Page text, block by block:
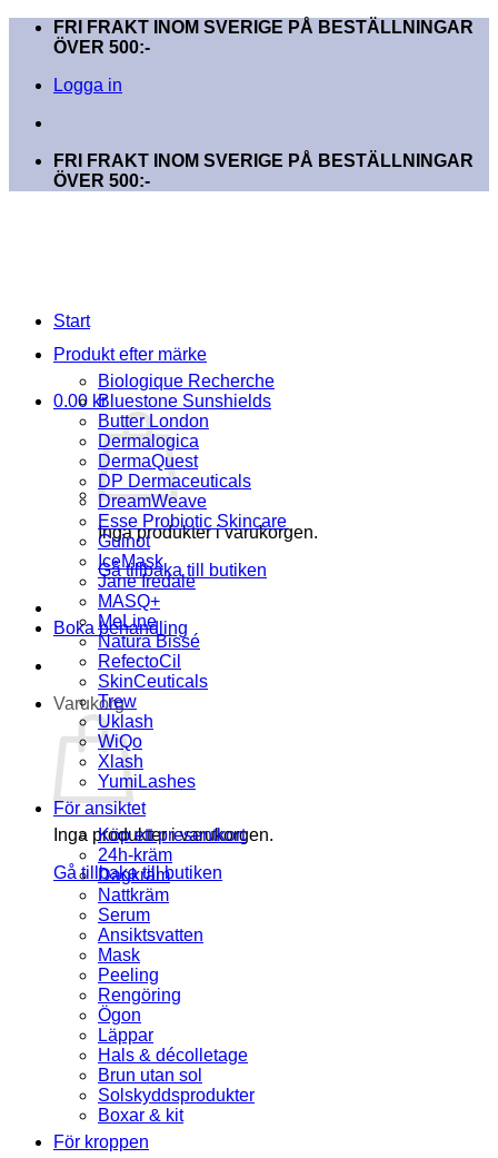
Skip
FRI FRAKT INOM SVERIGE PÅ BESTÄLLNINGAR
ÖVER 500:-
Logga in
FRI FRAKT INOM SVERIGE PÅ BESTÄLLNINGAR
ÖVER 500:-
0.00 kr
Inga produkter i varukorgen.
Gå tillbaka till butiken
Boka behandling
Varukorg
Inga produkter i varukorgen.
Gå tillbaka till butiken
Start
Produkt efter märke
Biologique Recherche
Bluestone Sunshields
Butter London
Dermalogica
DermaQuest
DP Dermaceuticals
DreamWeave
Esse Probiotic Skincare
Guinot
IceMask
Jane Iredale
MASQ+
MeLine
Natura Bissé
RefectoCil
SkinCeuticals
Trew
Uklash
WiQo
Xlash
YumiLashes
För ansiktet
Köp ett presentkort
24h-kräm
Dagkräm
Nattkräm
Serum
Ansiktsvatten
Mask
Peeling
Rengöring
Ögon
Läppar
Hals & décolletage
Brun utan sol
Solskyddsprodukter
Boxar & kit
För kroppen